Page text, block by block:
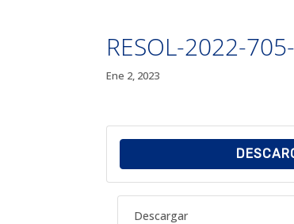
RESOL-2022-
Ene 2, 2023
Descargar